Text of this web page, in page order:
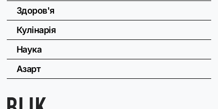
Здоров'я
Кулінарія
Наука
Азарт